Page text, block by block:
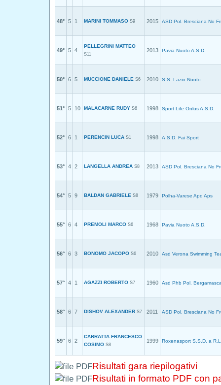
48° 5 1 MARINI TOMMASO S9 2015 ASD Pol. Bresciana No
49° 5 4
PELLEGRINI MATTEO
S11
2013 Pavia Nuoto A.S.D.
50° 6 5 MUCCIONE DANIELE S6 2010 S S. Lazio Nuoto
51° 5 10 MALACARNE RUDY S6 1998 Sport Life Onlus A.S.D.
52° 6 1 PERENCIN LUCA S1 1998 A.S.D. Fai Sport
53° 4 2 LANGELLA ANDREA S8 2013 ASD Pol. Bresciana No
54° 5 9 BALDAN GABRIELE S8 1979 Polha-Varese Apd Aps
55° 6 4 PREMOLI MARCO S6 1968 Pavia Nuoto A.S.D.
56° 6 3 BONOMO JACOPO S6 2010 Asd Verona Swimming
57° 4 1 AGAZZI ROBERTO S7 1960 Asd Phb Pol.
58° 6 7 DISHOV ALEXANDER S7 2011 ASD Pol. Bresciana No
59° 6 2
CARRATTA FRANCESCO
COSIMO S8
1999 Roxenasport S.S.D. a
Risultati gara riepilogativi
Risultati in formato PDF con